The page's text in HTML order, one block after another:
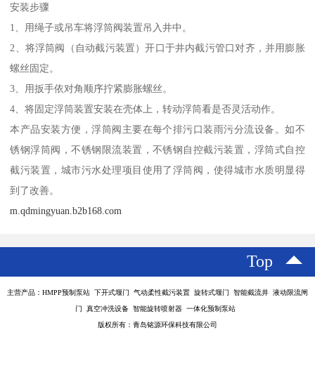
安装步骤
1、用绳子或吊车将浮筒阀装置吊入井中。
2、将浮筒阀（自动截污装置）开口于井内截污管口对齐，并用膨胀
螺丝固定。
3、用扳手依对角顺序拧紧膨胀螺丝。
4、将固定浮筒装置安装在壳体上，转动浮筒看是否灵活动作。
本产品安装方便，浮筒阀主要在每个排污口装雨污分流设备。如不
锈钢浮筒阀，不锈钢限流装置，不锈钢自控截污装置，浮筒式自控
截污装置，城市污水处理项目使用了浮筒阀，使得城市水质明显得
到了改善。
m.qdmingyuan.b2b168.com
Top
主营产品：HMPP预制泵站 下开式堰门 气动柔性截污装置 旋转式堰门 智能截流井 液动限流闸
门 真空冲洗设备 智能旋转喷射器 一体化预制泵站
版权所有：青岛铭源环保科技有限公司